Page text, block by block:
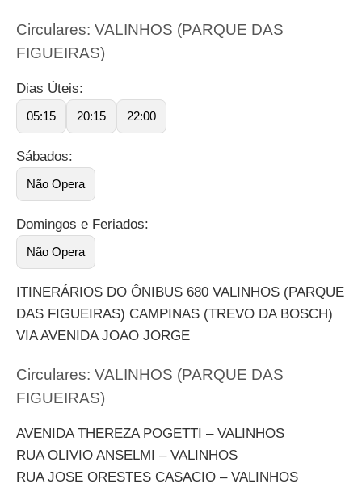
Circulares: VALINHOS (PARQUE DAS
FIGUEIRAS)
Dias Úteis:
05:15 20:15 22:00
Sábados:
Não Opera
Domingos e Feriados:
Não Opera
ITINERÁRIOS DO ÔNIBUS 680 VALINHOS (PARQUE
DAS FIGUEIRAS) CAMPINAS (TREVO DA BOSCH)
VIA AVENIDA JOAO JORGE
Circulares: VALINHOS (PARQUE DAS
FIGUEIRAS)
AVENIDA THEREZA POGETTI – VALINHOS
RUA OLIVIO ANSELMI – VALINHOS
RUA JOSE ORESTES CASACIO – VALINHOS